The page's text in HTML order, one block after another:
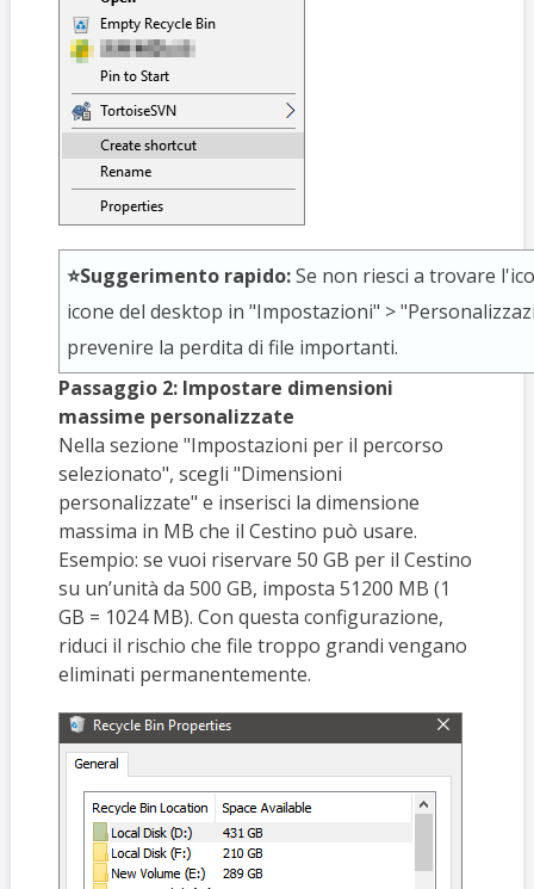
⭐Suggerimento rapido:Se non riesci a trovare
icone del desktop in "Impostazioni" >
prevenire la perdita di file importanti.
Passaggio 2: Impostare dimensioni
massime personalizzate
Nella sezione "Impostazioni per il percorso
selezionato", scegli "Dimensioni
personalizzate" e inserisci la dimensione
massima in MB che il Cestino può usare.
Esempio: se vuoi riservare 50 GB per il Cestino
su un’unità da 500 GB, imposta 51200 MB (1
GB = 1024 MB). Con questa configurazione,
riduci il rischio che file troppo grandi vengano
eliminati permanentemente.